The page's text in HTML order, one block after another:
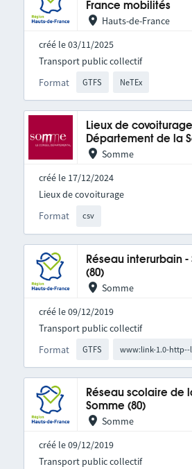
France mobilités
Hauts-de-France
créé le 03/11/2025
Format GTFS NeTEx
Transport public collectif
Lieux de
Département de la
Somme
créé le 17/12/2024
Format csv
Lieux de covoiturage
Réseau interurbain -
(80)
Somme
créé le 09/12/2019
Format GTFS www:link-1.0-
Transport public collectif
Réseau scolaire de
Somme (80)
Somme
créé le 09/12/2019
Transport public collectif